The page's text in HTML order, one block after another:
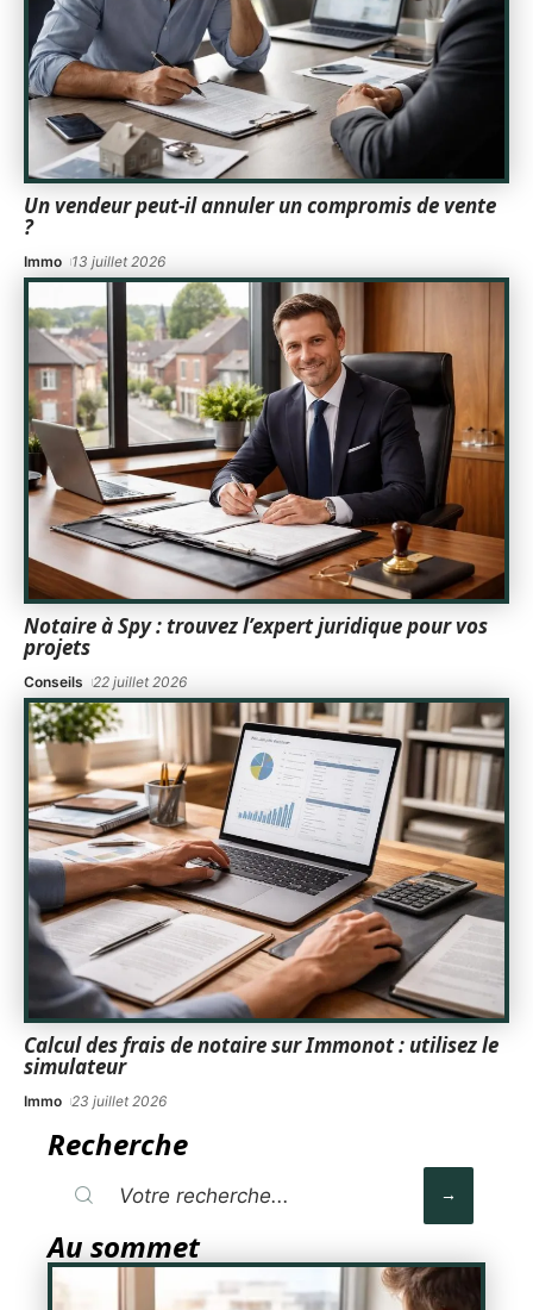
Un vendeur peut-il annuler un compromis de vente
?
Immo 13 juillet 2026
Notaire à Spy : trouvez l’expert juridique pour vos
projets
Conseils 22 juillet 2026
Calcul des frais de notaire sur Immonot : utilisez le
simulateur
Immo 23 juillet 2026
Recherche
Au sommet